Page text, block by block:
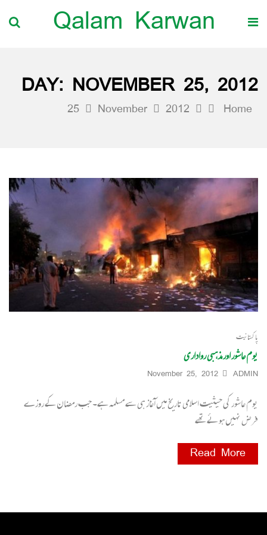
Qalam Karwan
DAY: NOVEMBER 25, 2012
Home
2012
November
25
پاکستانیت
یوم عاشور اور مذہبی رواداری
ADMIN
November 25, 2012
یوم عاشور کی حیثیت اسلامی تاریخ میں آغاز ہی سے مسلمہ ہے۔ جب رمضان کے روزے
فرض نہیں ہوئے تھے
Read More